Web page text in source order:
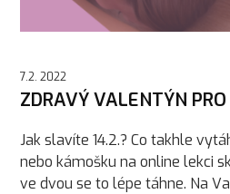
7.2. 2022
ZDRAVÝ VALENTÝN
Jak slavíte 14.2.? Co takhle
nebo kámošku na online lekci
ve dvou se to lépe táhne. Na